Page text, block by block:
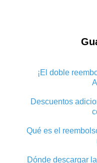
¡El doble
Descuentos
Qué es el
Dónde descargar